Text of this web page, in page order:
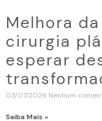
Melhora
cirurgia
esperar
03/07/2026 Nenhum
Saiba Mais »